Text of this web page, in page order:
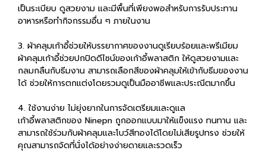
เป็นระเบียบ ดูสวยงาม และมีพื้นที่เพียงพอสำหรับการรับประทาน
อาหารหรือทำกิจกรรมอื่น ๆ ภายในงาน
3. ผ้าคลุมเก้าอี้ช่วยให้บรรยากาศของงานดูเรียบร้อยและพรีเมียม
ผ้าคลุมเก้าอี้ช่วยปกปิดดีไซน์ของเก้าอี้พลาสติก ให้ดูสวยงามและ
กลมกลืนกับธีมงาน สามารถเลือกสีของผ้าคลุมให้เข้ากับธีมของงาน
ได้ ช่วยให้การตกแต่งโดยรวมดูเป็นมืออาชีพและประณีตมากขึ้น
4. ใช้งานง่าย ไม่ยุ่งยากในการจัดเตรียมและดูแล
เก้าอี้พลาสติกของ Ninepn ถูกออกแบบมาให้แข็งแรง ทนทาน และ
สามารถใช้ร่วมกับผ้าคลุมและโบว์สีทองได้โดยไม่เสียรูปทรง ช่วยให้
คุณสามารถจัดที่นั่งได้อย่างง่ายดายและรวดเร็ว